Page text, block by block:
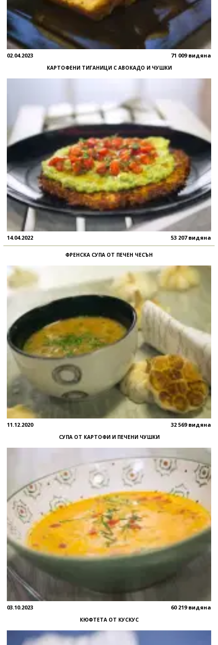
02.04.2023 71 009 видяна
КАРТОФЕНИ ТИГАНИЦИ С АВОКАДО И ЧУШКИ
14.04.2022 53 207 видяна
ФРЕНСКА СУПА ОТ ПЕЧЕН ЧЕСЪН
11.12.2020 32 569 видяна
СУПА ОТ КАРТОФИ И ПЕЧЕНИ ЧУШКИ
03.10.2023 60 219 видяна
КЮФТЕТА ОТ КУСКУС